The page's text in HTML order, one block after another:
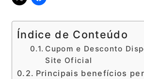
Índice de Conteúdo
Cupom e Desconto
Site Oficial
Principais benefícios